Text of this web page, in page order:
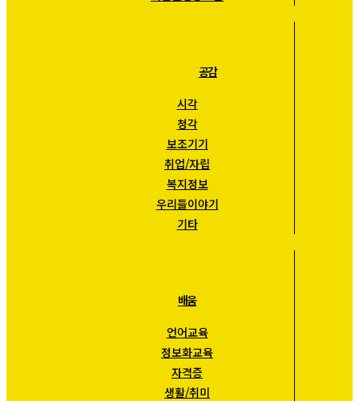
공감
시각
청각
보조기기
취업/자립
복지정보
우리들이야기
기타
배움
언어교육
정보화교육
자격증
생활/취미